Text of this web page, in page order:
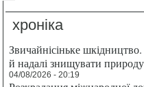
хроніка
Звичайнісіньке
й надалі знищувати
04/08/2026 - 20:19